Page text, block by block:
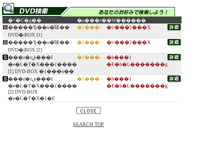
�^�C�g�� �o���ғ��W������
�����Ђ��u�̑哝��
DVD�|BOX [1]
�{���~ �t/���}���X
�����Ђ��u�̑哝��
DVD�|BOX [2]
�{���~ �t/���}���X
���z�ɂق���I
�e�L�T�X���{����
[1] DVD-BOX �{���o��
�{���~
�h���}
�E�h�L�������g
���z�ɂق���I
�e�L�T�X���{����
[2] DVD-BOX
�e�L�T�X�}�E
�{���~
�h���}
�E�h�L�������g
SEARCH TOP